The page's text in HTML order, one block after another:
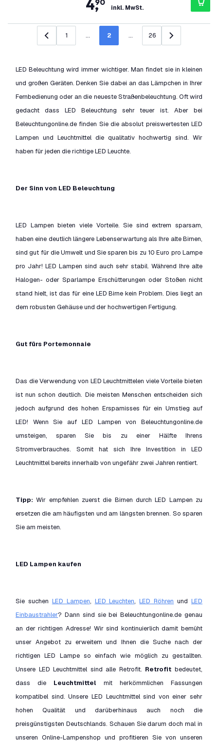
4,
90
inkl. MwSt.
Zurück1 ... 2 ... 26 Weiter
LED Beleuchtung wird immer wichtiger. Man findet sie in kleinen
und großen Geräten. Denken Sie dabei an das Lämpchen in Ihrer
Fernbedienung oder an die neueste Straßenbeleuchtung. Oft wird
gedacht dass LED Beleuchtung sehr teuer ist. Aber bei
Beleuchtungonline.de finden Sie die absolut preiswertesten LED
Lampen und Leuchtmittel die qualitativ hochwertig sind. Wir
haben für jeden die richtige LED Leuchte.
Der Sinn von LED Beleuchtung
LED Lampen bieten viele Vorteile. Sie sind extrem sparsam,
haben eine deutlich längere Lebenserwartung als Ihre alte Birnen,
sind gut für die Umwelt und Sie sparen bis zu 10 Euro pro Lampe
pro Jahr! LED Lampen sind auch sehr stabil. Während Ihre alte
Halogen- oder Sparlampe Erschütterungen oder Stoßen nicht
stand hielt, ist das für eine LED Birne kein Problem. Dies liegt an
dem robusten Gehäuse und der hochwertigen Fertigung.
Gut fürs Portemonnaie
Das die Verwendung von LED Leuchtmittelen viele Vorteile bieten
ist nun schon deutlich. Die meisten Menschen entscheiden sich
jedoch aufgrund des hohen Ersparnisses für ein Umstieg auf
LED! Wenn Sie auf LED Lampen von Beleuchtungonline.de
umsteigen, sparen Sie bis zu einer Hälfte Ihrens
Stromverbrauches. Somit hat sich Ihre Investition in LED
Leuchtmittel bereits innerhalb von ungefähr zwei Jahren rentiert.
Tipp:Wir empfehlen zuerst die Birnen durch LED Lampen zu
ersetzen die am häufigsten und am längsten brennen. So sparen
Sie am meisten.
LED Lampen kaufen
Sie suchen LED Lampen, LED Leuchten,LED Röhren undLED
Einbaustrahler? Dann sind sie bei Beleuchtungonline.de genau
an der richtigen Adresse! Wir sind kontinuierlich damit bemüht
unser Angebot zu erweitern und Ihnen die Suche nach der
richtigen LED Lampe so einfach wie möglich zu gestallten.
Unsere LED Leuchtmittel sind alle Retrofit. Retrofit bedeutet,
dass die Leuchtmittel mit herkömmlichen Fassungen
kompatibel sind. Unsere LED Leuchtmittel sind von einer sehr
hohen Qualität und darüberhinaus auch noch die
preisgünstigsten Deutschlands. Schauen Sie darum doch mal in
unseren Online-Lampenshop und profitieren Sie von unseren